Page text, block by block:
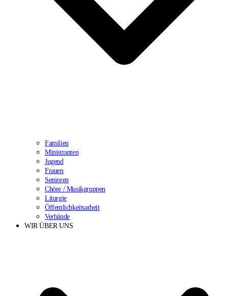
Familien
Ministranten
Jugend
Frauen
Senioren
Chöre / Musikgruppen
Liturgie
Öffentlichkeitsarbeit
Verbände
WIR ÜBER UNS